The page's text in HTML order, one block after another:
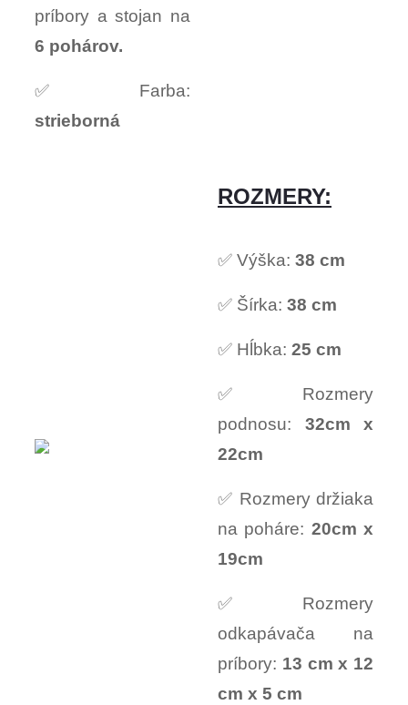
príbory a stojan na
6 pohárov.
✅ Farba:
strieborná
ROZMERY:
✅ Výška: 38 cm
✅ Šírka: 38 cm
✅ Hĺbka: 25 cm
✅ Rozmery
podnosu: 32cm x
22cm
✅ Rozmery držiaka
na poháre: 20cm x
19cm
✅ Rozmery
odkapávača na
príbory: 13 cm x 12
cm x 5 cm